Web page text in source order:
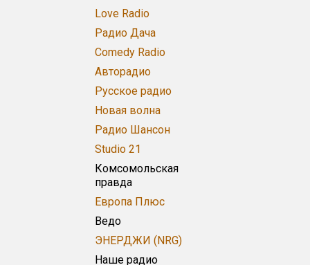
Love Radio
Радио Дача
Comedy Radio
Авторадио
Русское радио
Новая волна
Радио Шансон
Studio 21
Комсомольская
правда
Европа Плюс
Ведо
ЭНЕРДЖИ (NRG)
Наше радио